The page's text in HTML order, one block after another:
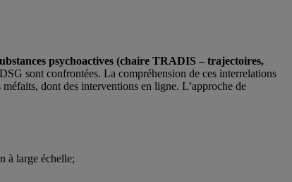
psychoactives (chaire TRADIS – trajectoires,
sont confrontées. La compréhension de ces interrelations
dont des interventions en ligne. L’approche de
à large échelle;